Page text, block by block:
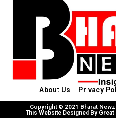
About Us Privacy
Copyright © 2021 Bharat
This Website Designed By